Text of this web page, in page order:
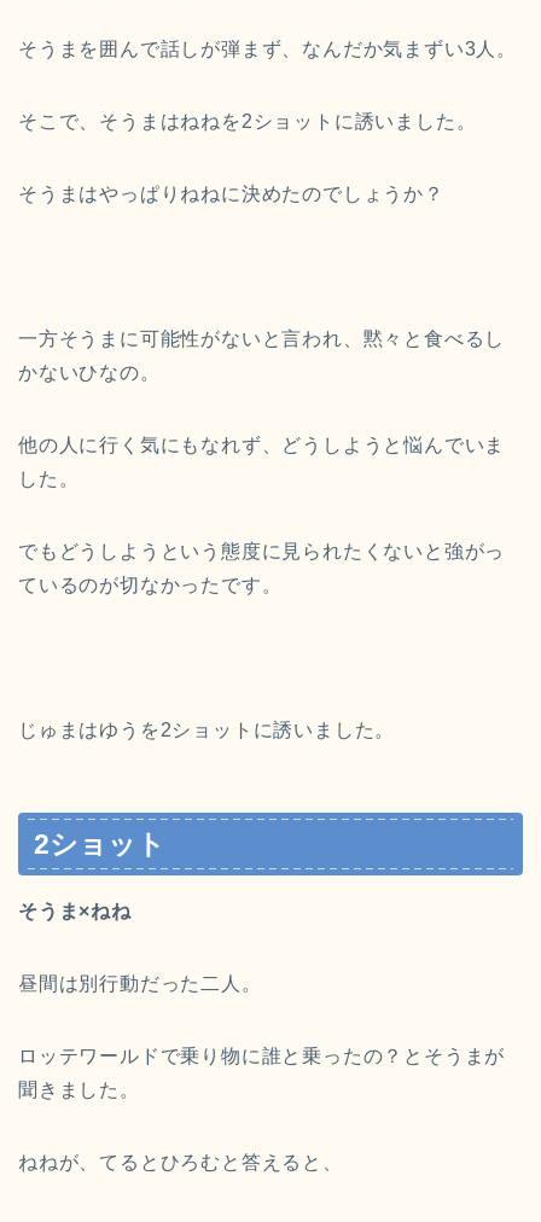
そうまを囲んで話しが弾まず、なんだか気まずい3人。
そこで、そうまはねねを2ショットに誘いました。
そうまはやっぱりねねに決めたのでしょうか？
一方そうまに可能性がないと言われ、黙々と食べるし
かないひなの。
他の人に行く気にもなれず、どうしようと悩んでいま
した。
でもどうしようという態度に見られたくないと強がっ
ているのが切なかったです。
じゅまはゆうを2ショットに誘いました。
2ショット
そうま×ねね
昼間は別行動だった二人。
ロッテワールドで乗り物に誰と乗ったの？とそうまが
聞きました。
ねねが、てるとひろむと答えると、